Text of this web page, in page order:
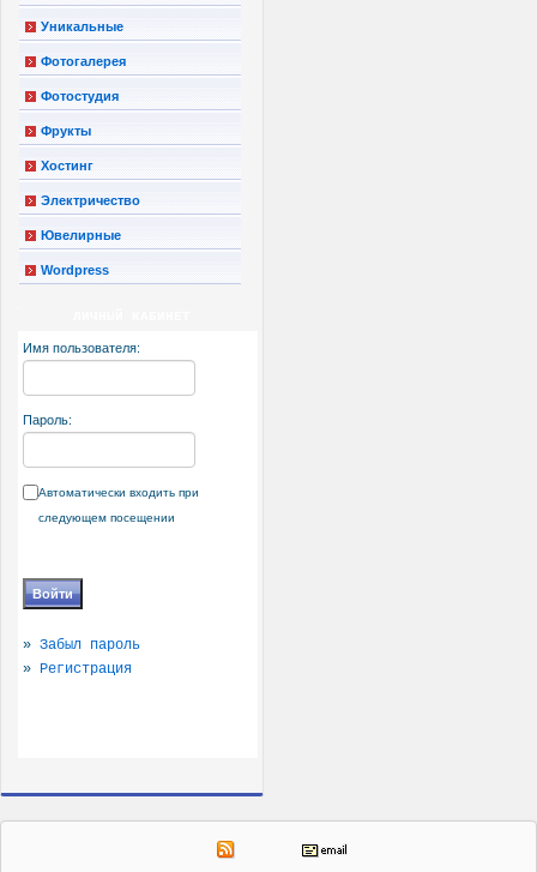
Уникальные
Фотогалерея
Фотостудия
Фрукты
Хостинг
Электричество
Ювелирные
Wordpress
Имя пользователя:
Пароль:
Автоматически входить при
следующем посещении
» Забыл пароль
» Регистрация